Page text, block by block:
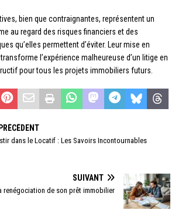
bien que contraignantes, représentent un
au regard des risques financiers et des
qu’elles permettent d’éviter. Leur mise en
l’expérience malheureuse d’un litige en
pour tous les projets immobiliers futurs.
PRÉCÉDENT
dans le Locatif : Les Savoirs Incontournables
SUIVANT
renégociation de son prêt immobilier